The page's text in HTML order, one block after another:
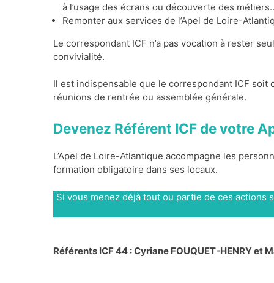
à l’usage des écrans ou découverte des
Remonter aux services de l’Apel de Loire-
Le correspondant ICF n’a pas vocation à rester
convivialité.
Il est indispensable que le correspondant ICF
réunions de rentrée ou assemblée générale.
Devenez Référent ICF de votre
L’Apel de Loire-Atlantique accompagne les
formation obligatoire dans ses locaux.
Si vous menez déjà tout ou partie de ces
Référents ICF 44 : Cyriane FOUQUET-HENRY et